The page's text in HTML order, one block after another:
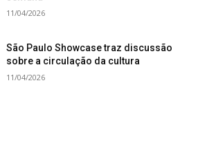
11/04/2026
São Paulo Showcase traz discussão
sobre a circulação da cultura
11/04/2026